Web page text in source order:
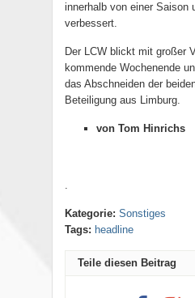
innerhalb von einer Saison
verbessert.
Der LCW blickt mit großer
kommende Wochenende
das Abschneiden der
Beteiligung aus Limburg.
von Tom Hinrichs
.
Kategorie: Sonstiges
Tags: headline
Teile diesen Beitrag